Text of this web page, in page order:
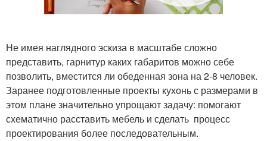
Не имея наглядного эскиза в масштабе сложно
представить, гарнитур каких габаритов можно себе
позволить, вместится ли обеденная зона на 2-8 человек.
Заранее подготовленные проекты кухонь с размерами в
этом плане значительно упрощают задачу: помогают
схематично расставить мебель и сделать процесс
проектирования более последовательным.